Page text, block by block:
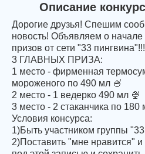
Описание
Дорогие друзья! Спешим
новость! Объявляем о
призов от сети "33
3 ГЛАВНЫХ ПРИЗА:
1 место - фирменная
мороженого по 490 мл 🍧
2 место - 1 ведерко 490 мл 🍨
3 место - 2 стаканчика по 180
Условия консурса:
1)Быть участником группы
2)Поставить "мне нравится" и